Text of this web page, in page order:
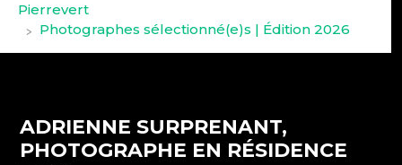
Pierrevert
> Photographes sélectionné(e)s | Édition 2026
ADRIENNE SURPRENANT,
PHOTOGRAPHE EN RÉSIDENCE